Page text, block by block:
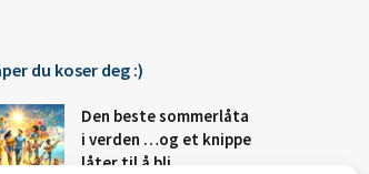
du koser deg :)
Den beste sommerlåta
i verden …og et knippe
låter til å bli